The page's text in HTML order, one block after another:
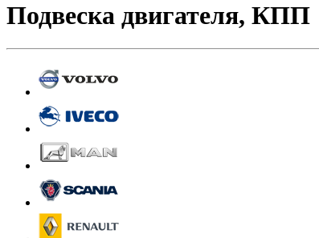
Подвеска двигателя, КПП